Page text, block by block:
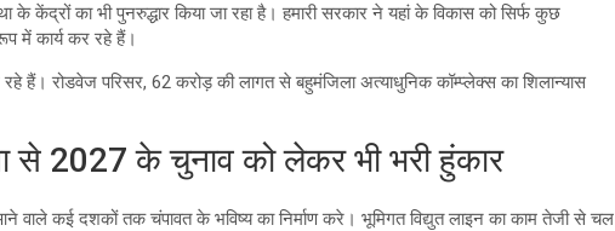
का भी पुनरुद्धार किया जा रहा है। हमारी सरकार ने यहां के विकास को सिर्फ कुछ
में कार्य कर रहे हैं।
हैं। रोडवेज परिसर, 62 करोड़ की लागत से बहुमंजिला अत्याधुनिक कॉम्प्लेक्स का शिलान्यास
से 2027 के चुनाव को लेकर भी भरी हुंकार
आने वाले कई दशकों तक चंपावत के भविष्य का निर्माण करे। भूमिगत विद्युत लाइन का काम तेजी से चल